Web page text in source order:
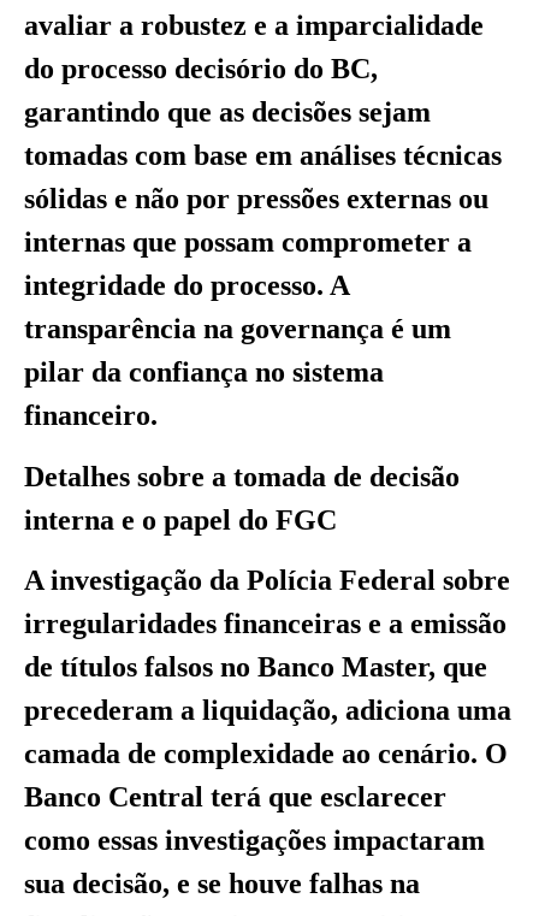
avaliar a robustez e a imparcialidade
do processo decisório do BC,
garantindo que as decisões sejam
tomadas com base em análises técnicas
sólidas e não por pressões externas ou
internas que possam comprometer a
integridade do processo. A
transparência na governança é um
pilar da confiança no sistema
financeiro.
Detalhes sobre a tomada de decisão
interna e o papel do FGC
A investigação da Polícia Federal sobre
irregularidades financeiras e a emissão
de títulos falsos no Banco Master, que
precederam a liquidação, adiciona uma
camada de complexidade ao cenário. O
Banco Central terá que esclarecer
como essas investigações impactaram
sua decisão, e se houve falhas na